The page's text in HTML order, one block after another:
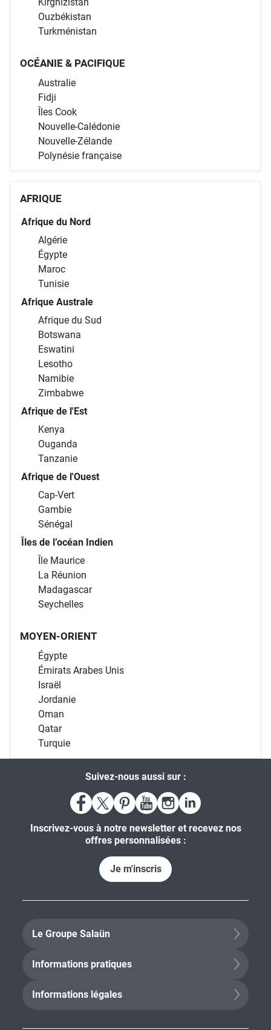
Ouzbékistan
Turkménistan
OCÉANIE & PACIFIQUE
Australie
Fidji
Îles Cook
Nouvelle-Calédonie
Nouvelle-Zélande
Polynésie française
AFRIQUE
Afrique du Nord
Algérie
Égypte
Maroc
Tunisie
Afrique Australe
Afrique du Sud
Botswana
Eswatini
Lesotho
Namibie
Zimbabwe
Afrique de l'Est
Kenya
Ouganda
Tanzanie
Afrique de l'Ouest
Cap-Vert
Gambie
Sénégal
Îles de l’océan Indien
Île Maurice
La Réunion
Madagascar
Seychelles
MOYEN-ORIENT
Égypte
Émirats Arabes Unis
Israël
Jordanie
Oman
Qatar
Turquie
Suivez-nous aussi sur :
Inscrivez-vous à notre newsletter et recevez nos
offres personnalisées :
Je m'inscris
Le Groupe Salaün
Informations pratiques
Informations légales